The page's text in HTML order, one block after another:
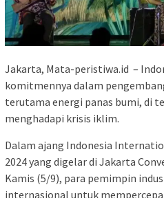
Jakarta, Mata-peristiwa.id –
komitmennya dalam
terutama energi panas bumi, di
menghadapi krisis iklim.
Dalam ajang Indonesia
2024 yang digelar di Jakarta
Kamis (5/9), para pemimpin
internasional untuk